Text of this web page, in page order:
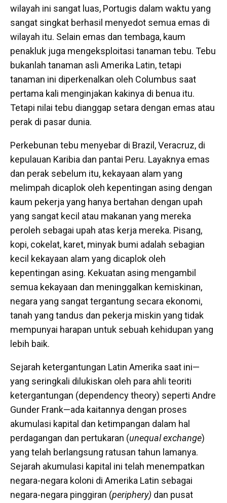
wilayah ini sangat luas, Portugis dalam waktu yang
sangat singkat berhasil menyedot semua emas di
wilayah itu. Selain emas dan tembaga, kaum
penakluk juga mengeksploitasi tanaman tebu. Tebu
bukanlah tanaman asli Amerika Latin, tetapi
tanaman ini diperkenalkan oleh Columbus saat
pertama kali menginjakan kakinya di benua itu.
Tetapi nilai tebu dianggap setara dengan emas atau
perak di pasar dunia.
Perkebunan tebu menyebar di Brazil, Veracruz, di
kepulauan Karibia dan pantai Peru. Layaknya emas
dan perak sebelum itu, kekayaan alam yang
melimpah dicaplok oleh kepentingan asing dengan
kaum pekerja yang hanya bertahan dengan upah
yang sangat kecil atau makanan yang mereka
peroleh sebagai upah atas kerja mereka. Pisang,
kopi, cokelat, karet, minyak bumi adalah sebagian
kecil kekayaan alam yang dicaplok oleh
kepentingan asing. Kekuatan asing mengambil
semua kekayaan dan meninggalkan kemiskinan,
negara yang sangat tergantung secara ekonomi,
tanah yang tandus dan pekerja miskin yang tidak
mempunyai harapan untuk sebuah kehidupan yang
lebih baik.
Sejarah ketergantungan Latin Amerika saat ini—
yang seringkali dilukiskan oleh para ahli teoriti
ketergantungan (dependency theory) seperti Andre
Gunder Frank—ada kaitannya dengan proses
akumulasi kapital dan ketimpangan dalam hal
perdagangan dan pertukaran (unequal exchange)
yang telah berlangsung ratusan tahun lamanya.
Sejarah akumulasi kapital ini telah menempatkan
negara-negara koloni di Amerika Latin sebagai
negara-negara pinggiran (periphery) dan pusat